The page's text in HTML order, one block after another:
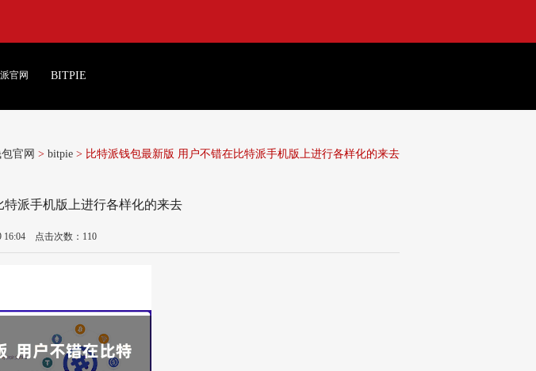
官网 BITPIE
官网 > bitpie > 比特派钱包最新版 用户不错在比特派手机版上进行各样化的来去
派手机版上进行各样化的来去
16:04 点击次数：110